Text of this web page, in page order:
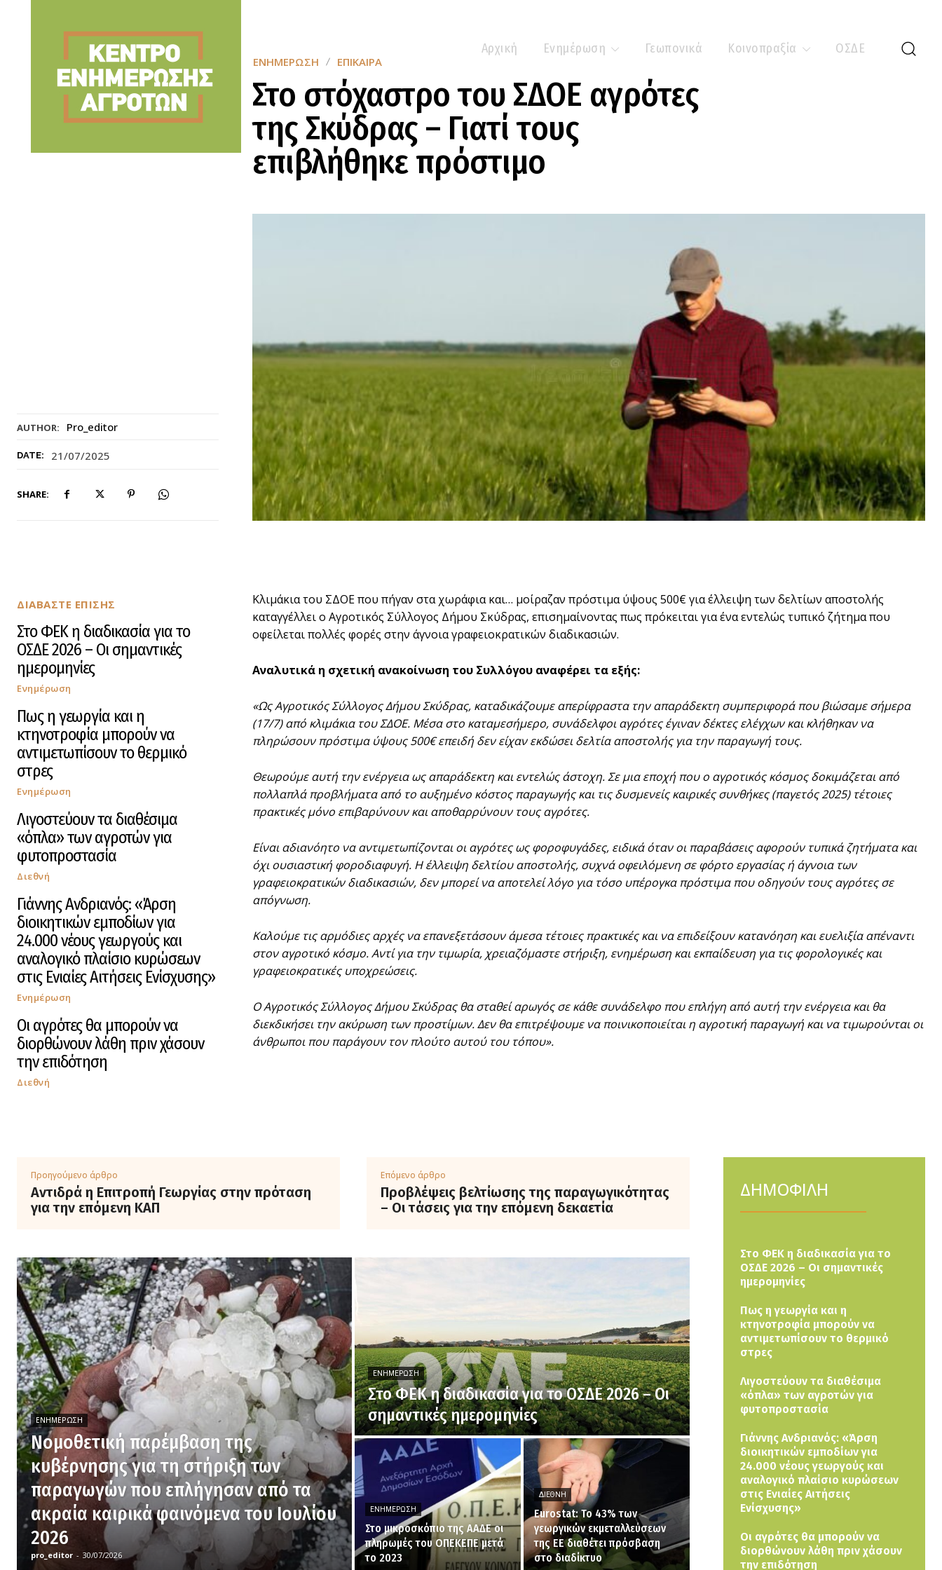
Αρχική Ενημέρωση Γεωπονικά Κοινοπραξία ΟΣΔΕ
AUTHOR: Pro_editor
DATE: 21/07/2025
SHARE:
ΕΝΗΜΈΡΩΣΗ ΕΠΊΚΑΙΡΑ
Στο στόχαστρο του ΣΔΟΕ αγρότες
της Σκύδρας – Γιατί τους
επιβλήθηκε πρόστιμο
ΔΙΑΒΑΣΤΕ ΕΠΙΣΗΣ
Στο ΦΕΚ η διαδικασία για το
ΟΣΔΕ 2026 – Οι σημαντικές
ημερομηνίες
Ενημέρωση
Πως η γεωργία και η
κτηνοτροφία μπορούν να
αντιμετωπίσουν το θερμικό
στρες
Ενημέρωση
Λιγοστεύουν τα διαθέσιμα
«όπλα» των αγροτών για
φυτοπροστασία
Διεθνή
Γιάννης Ανδριανός: «Άρση
διοικητικών εμποδίων για
24.000 νέους γεωργούς και
αναλογικό πλαίσιο κυρώσεων
στις Ενιαίες Αιτήσεις Ενίσχυσης»
Ενημέρωση
Οι αγρότες θα μπορούν να
διορθώνουν λάθη πριν χάσουν
την επιδότηση
Διεθνή
Κλιμάκια του ΣΔΟΕ που πήγαν στα χωράφια και… μοίραζαν πρόστιμα ύψους 500€ για έλλειψη των δελτίων αποστολής
καταγγέλλει ο Αγροτικός Σύλλογος Δήμου Σκύδρας, επισημαίνοντας πως πρόκειται για ένα εντελώς τυπικό ζήτημα που
οφείλεται πολλές φορές στην άγνοια γραφειοκρατικών διαδικασιών.
Αναλυτικά η σχετική ανακοίνωση του Συλλόγου αναφέρει τα εξής:
«Ως Αγροτικός Σύλλογος Δήμου Σκύδρας, καταδικάζουμε απερίφραστα την απαράδεκτη συμπεριφορά που βιώσαμε σήμερα
(17/7) από κλιμάκια του ΣΔΟΕ. Μέσα στο καταμεσήμερο, συνάδελφοι αγρότες έγιναν δέκτες ελέγχων και κλήθηκαν να
πληρώσουν πρόστιμα ύψους 500€ επειδή δεν είχαν εκδώσει δελτία αποστολής για την παραγωγή τους.
Θεωρούμε αυτή την ενέργεια ως απαράδεκτη και εντελώς άστοχη. Σε μια εποχή που ο αγροτικός κόσμος δοκιμάζεται από
πολλαπλά προβλήματα από το αυξημένο κόστος παραγωγής και τις δυσμενείς καιρικές συνθήκες (παγετός 2025) τέτοιες
πρακτικές μόνο επιβαρύνουν και αποθαρρύνουν τους αγρότες.
Είναι αδιανόητο να αντιμετωπίζονται οι αγρότες ως φοροφυγάδες, ειδικά όταν οι παραβάσεις αφορούν τυπικά ζητήματα και
όχι ουσιαστική φοροδιαφυγή. Η έλλειψη δελτίου αποστολής, συχνά οφειλόμενη σε φόρτο εργασίας ή άγνοια των
γραφειοκρατικών διαδικασιών, δεν μπορεί να αποτελεί λόγο για τόσο υπέρογκα πρόστιμα που οδηγούν τους αγρότες σε
απόγνωση.
Καλούμε τις αρμόδιες αρχές να επανεξετάσουν άμεσα τέτοιες πρακτικές και να επιδείξουν κατανόηση και ευελιξία απέναντι
στον αγροτικό κόσμο. Αντί για την τιμωρία, χρειαζόμαστε στήριξη, ενημέρωση και εκπαίδευση για τις φορολογικές και
γραφειοκρατικές υποχρεώσεις.
Ο Αγροτικός Σύλλογος Δήμου Σκύδρας θα σταθεί αρωγός σε κάθε συνάδελφο που επλήγη από αυτή την ενέργεια και θα
διεκδικήσει την ακύρωση των προστίμων. Δεν θα επιτρέψουμε να ποινικοποιείται η αγροτική παραγωγή και να τιμωρούνται οι
άνθρωποι που παράγουν τον πλούτο αυτού του τόπου».
Προηγούμενο άρθρο
Αντιδρά η Επιτροπή Γεωργίας στην πρόταση
για την επόμενη ΚΑΠ
Επόμενο άρθρο
Προβλέψεις βελτίωσης της παραγωγικότητας
– Οι τάσεις για την επόμενη δεκαετία
ΕΝΗΜΈΡΩΣΗ
Νομοθετική παρέμβαση της
κυβέρνησης για τη στήριξη των
παραγωγών που επλήγησαν από τα
ακραία καιρικά φαινόμενα του Ιουλίου
2026
pro_editor - 30/07/2026
ΕΝΗΜΈΡΩΣΗ
Στο ΦΕΚ η διαδικασία για το ΟΣΔΕ 2026 – Οι
σημαντικές ημερομηνίες
ΕΝΗΜΈΡΩΣΗ
Στο μικροσκόπιο της ΑΑΔΕ οι
πληρωμές του ΟΠΕΚΕΠΕ μετά
το 2023
ΔΙΕΘΝΉ
Eurostat: Το 43% των
γεωργικών εκμεταλλεύσεων
της ΕΕ διαθέτει πρόσβαση
στο διαδίκτυο
ΔΗΜΟΦΙΛΗ
Στο ΦΕΚ η διαδικασία για το
ΟΣΔΕ 2026 – Οι σημαντικές
ημερομηνίες
Πως η γεωργία και η
κτηνοτροφία μπορούν να
αντιμετωπίσουν το θερμικό
στρες
Λιγοστεύουν τα διαθέσιμα
«όπλα» των αγροτών για
φυτοπροστασία
Γιάννης Ανδριανός: «Άρση
διοικητικών εμποδίων για
24.000 νέους γεωργούς και
αναλογικό πλαίσιο κυρώσεων
στις Ενιαίες Αιτήσεις
Ενίσχυσης»
Οι αγρότες θα μπορούν να
διορθώνουν λάθη πριν χάσουν
την επιδότηση